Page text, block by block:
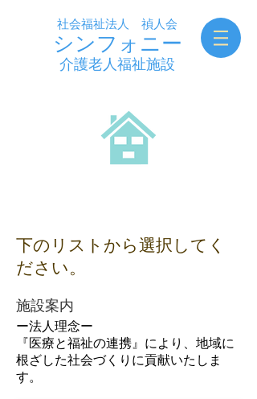
社会福祉法人 禎人会
シンフォニー
​介護老人福祉施設
下のリストから選択してく
ださい。
施設案内
ー法人理念ー
​『医療と福祉の連携』により、地域に
根ざした社会づくりに貢献いたしま
す。